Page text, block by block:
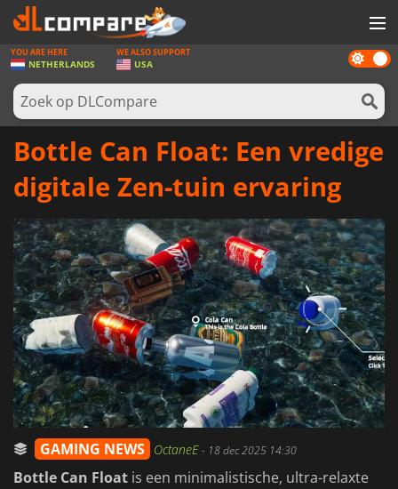
SPELLEN
GAME CARDS
SOFTWARE
NIEUWS
LOG IN OF REGISTREER
Dark
mode
YOU ARE HERE
NETHERLANDS
WE ALSO SUPPORT
USA
Bottle Can Float: Een vredige
digitale Zen-tuin ervaring
GAMING NEWS OctaneE- 18 dec 2025 14:30
Bottle Can Float is een minimalistische, ultra-relaxte